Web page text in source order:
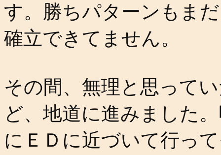
す。勝ちパターンもま
確立できてません。
その間、無理と思って
ど、地道に進みました
にＥＤに近づいて行っ